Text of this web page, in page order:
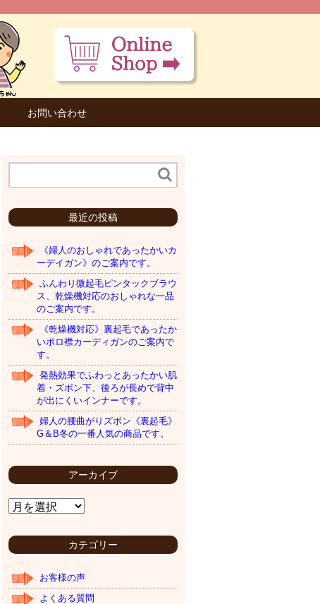
お問い合わせ
最近の投稿
《婦人のおしゃれであったかいカ
ーデイガン》のご案内です。
ふんわり微起毛ピンタックブラウ
ス、乾燥機対応のおしゃれな一品
のご案内です。
《乾燥機対応》裏起毛であったか
いポロ襟カーディガンのご案内で
す。
発熱効果でふわっとあったかい肌
着・ズボン下、後ろが長めで背中
が出にくいインナーです。
婦人の腰曲がりズボン《裏起毛》
G＆B冬の一番人気の商品です。
アーカイブ
ア
ー
イ
ブ
カテゴリー
お客様の声
よくある質問